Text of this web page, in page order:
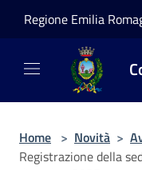
Regione Emilia
Home > Novità >
Registrazione della